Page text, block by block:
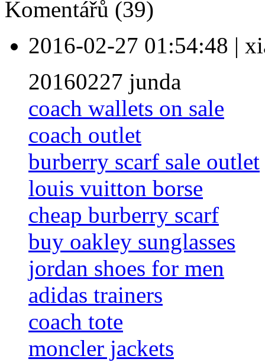
Komentářů (39)
2016-02-27 01:54:48 |
20160227 junda
coach wallets on sale
coach outlet
burberry scarf sale outlet
louis vuitton borse
cheap burberry scarf
buy oakley sunglasses
jordan shoes for men
adidas trainers
coach tote
moncler jackets